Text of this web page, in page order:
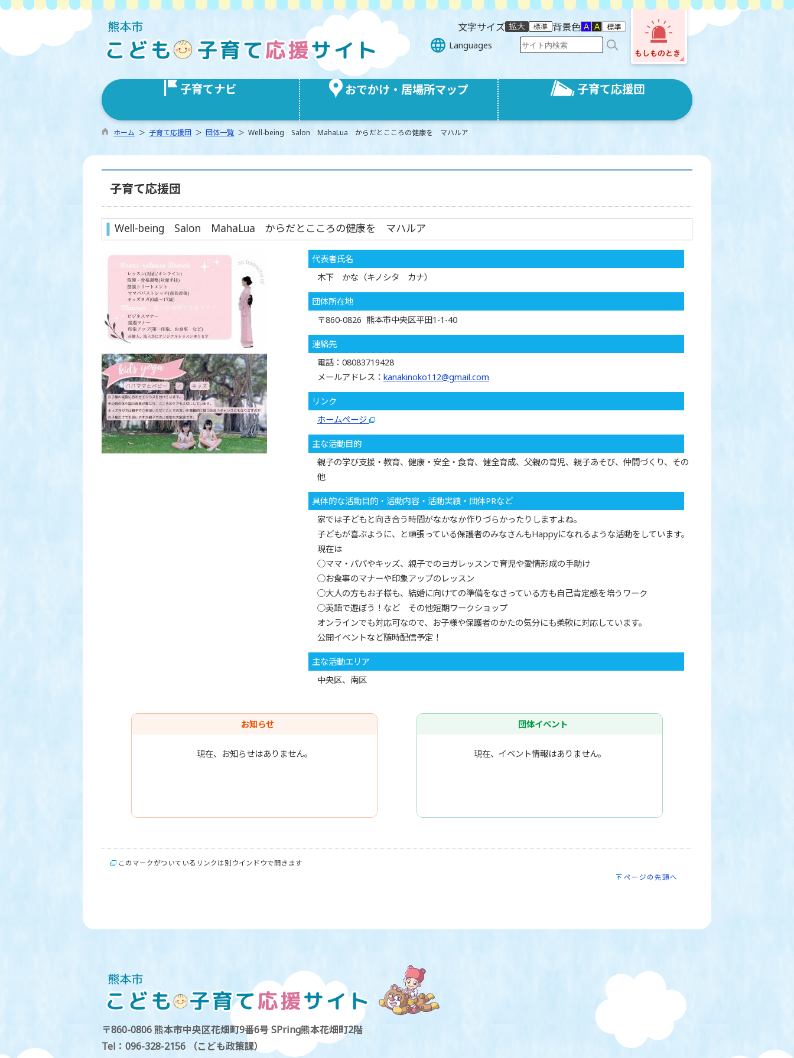
文字サイズ 背景色
Languages
子育てナビ おでかけ・居場所マップ 子育て応援団
ホーム ＞ 子育て応援団 ＞ 団体一覧 ＞ Well-being Salon MahaLua からだとこころの健康を マハルア
子育て応援団
Well-being Salon MahaLua からだとこころの健康を マハルア
代表者氏名
木下 かな（キノシタ カナ）
団体所在地
〒860-0826 熊本市中央区平田1-1-40
連絡先
電話：08083719428
メールアドレス： kanakinoko112@gmail.com
リンク
ホームページ
主な活動目的
親子の学び支援・教育、健康・安全・食育、健全育成、父親の育児、親子あそび、仲間づくり、その
他
具体的な活動目的・活動内容・活動実績・団体PRなど
家では子どもと向き合う時間がなかなか作りづらかったりしますよね。
子どもが喜ぶように、と頑張っている保護者のみなさんもHappyになれるような活動をしています。
現在は
○ママ・パパやキッズ、親子でのヨガレッスンで育児や愛情形成の手助け
○お食事のマナーや印象アップのレッスン
○大人の方もお子様も、結婚に向けての準備をなさっている方も自己肯定感を培うワーク
○英語で遊ぼう！など その他短期ワークショップ
オンラインでも対応可なので、お子様や保護者のかたの気分にも柔軟に対応しています。
公開イベントなど随時配信予定！
主な活動エリア
中央区、南区
お知らせ
現在、お知らせはありません。
団体イベント
現在、イベント情報はありません。
このマークがついているリンクは別ウインドウで開きます
ページの先頭へ
〒860-0806 熊本市中央区花畑町9番6号 SPring熊本花畑町2階
Tel：096-328-2156 （こども政策課）